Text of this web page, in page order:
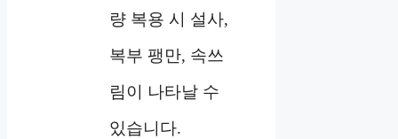
량 복용 시 설사,
복부 팽만, 속쓰
림이 나타날 수
있습니다.